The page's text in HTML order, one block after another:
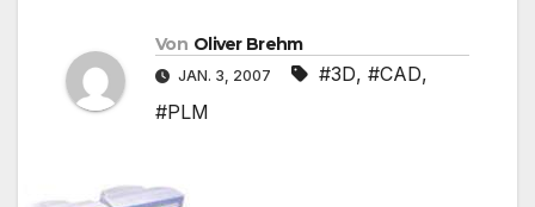
Von Oliver Brehm
JAN. 3, 2007 #3D, #CAD,
#PLM